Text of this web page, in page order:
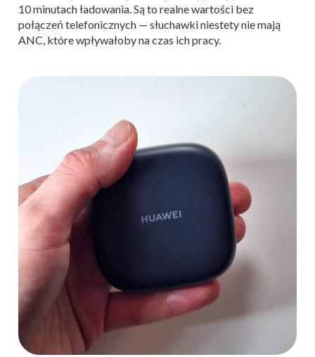
10 minutach ładowania. Są to realne wartości bez
połączeń telefonicznych — słuchawki niestety nie mają
ANC, które wpływałoby na czas ich pracy.